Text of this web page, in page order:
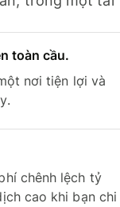
toàn cầu.
nơi tiện lợi và
chênh lệch tỷ
cao khi bạn chi